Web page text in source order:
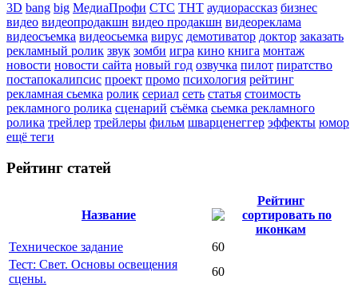
3D bang big МедиаПрофи СТС ТНТ аудиорассказ бизнес
видео видеопродакшн видео продакшн видеореклама
видеосъемка видеосьемка вирус демотиватор доктор заказать
рекламный ролик звук зомби игра кино книга монтаж
новости новости сайта новый год озвучка пилот пиратство
постапокалипсис проект промо психология рейтинг
рекламная сьемка ролик сериал сеть статья стоимость
рекламного ролика сценарий съёмка сьемка рекламного
ролика трейлер трейлеры фильм шварценеггер эффекты юмор
ещё теги
Рейтинг статей
Название
Рейтинг
Техническое задание
60
Тест: Свет. Основы освещения
сцены.
60